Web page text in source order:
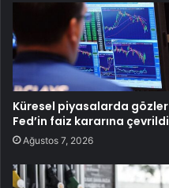
Küresel piyasalarda gözler
Fed’in faiz kararına çevrildi
Ağustos 7, 2026